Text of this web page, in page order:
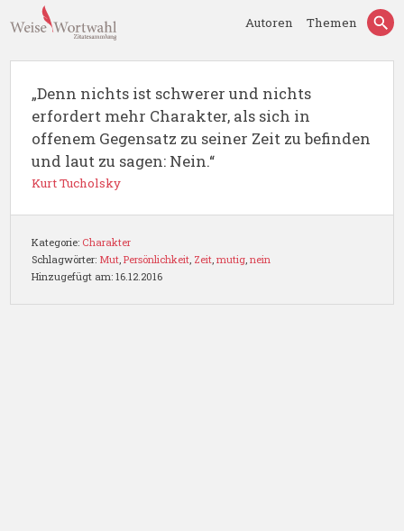
Autoren Themen
„Denn nichts ist schwerer und nichts
erfordert mehr Charakter, als sich in
offenem Gegensatz zu seiner Zeit zu befinden
und laut zu sagen: Nein.“
Kurt Tucholsky
Kategorie: Charakter
Schlagwörter: Mut, Persönlichkeit, Zeit, mutig, nein
Hinzugefügt am: 16.12.2016